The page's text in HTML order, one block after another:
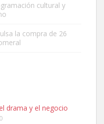
cultural y
la compra de 26
drama y el negocio